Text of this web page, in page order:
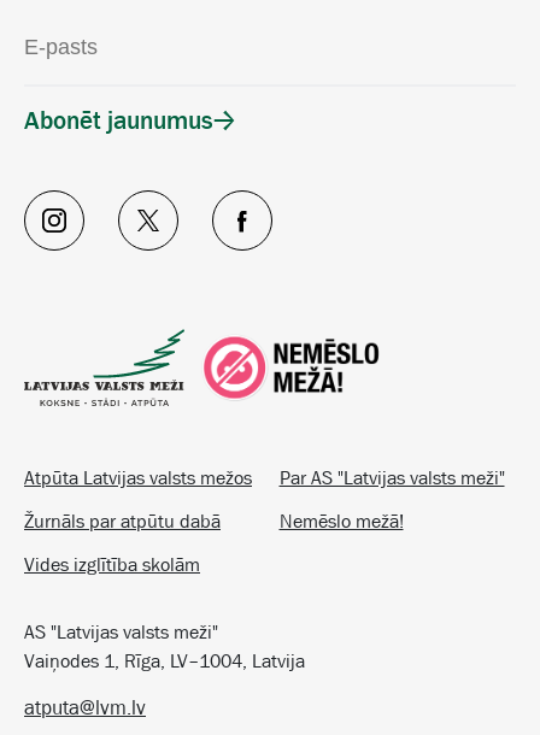
Atpūta Latvijas valsts mežos
Par AS "Latvijas valsts meži"
Žurnāls par atpūtu dabā
Nemēslo mežā!
Vides izglītība skolām
AS "Latvijas valsts meži"
Vaiņodes 1, Rīga, LV–1004, Latvija
Abonēt jaunumus
atputa@lvm.lv